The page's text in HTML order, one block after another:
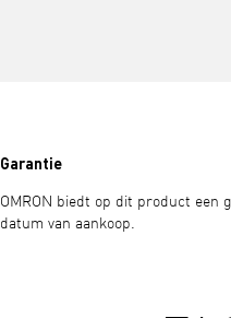
Garantie
OMRON biedt op dit product een
datum van aankoop.